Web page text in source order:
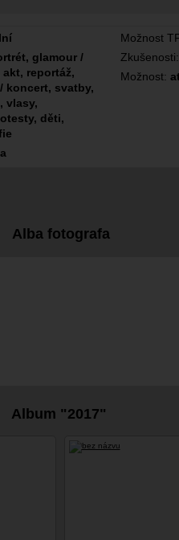
glamour /
reportáž,
koncert, svatby,
vlasy,
děti,
Možnost
Zkušenosti:
Možnost:
Alba fotografa
Album "2017"